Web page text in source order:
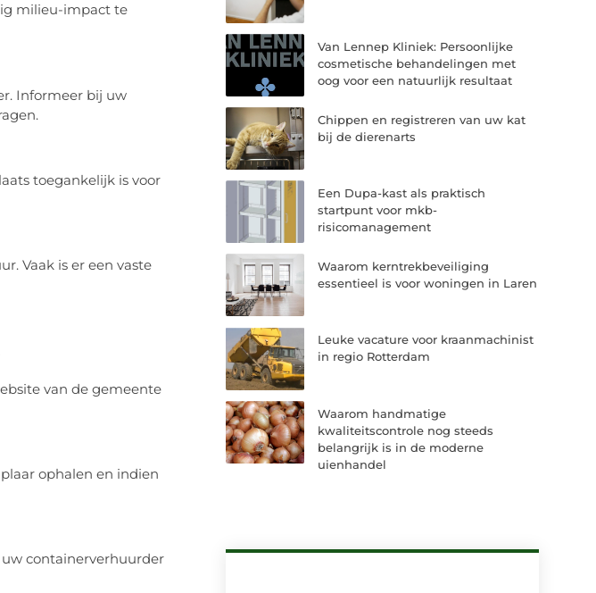
milieu-impact te
Informeer bij uw
toegankelijk is voor
Vaak is er een vaste
van de gemeente
ophalen en indien
containerverhuurder
Van Lennep Kliniek: Persoonlijke
cosmetische behandelingen met
oog voor een natuurlijk resultaat
Chippen en registreren van uw kat
bij de dierenarts
Een Dupa-kast als praktisch
startpunt voor mkb-
risicomanagement
Waarom kerntrekbeveiliging
essentieel is voor woningen in Laren
Leuke vacature voor kraanmachinist
in regio Rotterdam
Waarom handmatige
kwaliteitscontrole nog steeds
belangrijk is in de moderne
uienhandel